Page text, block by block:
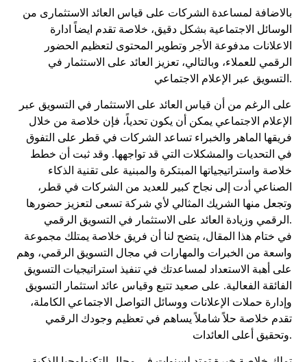
بالاضافة لمساعدة الشركات على قياس العائد الاستثمارى من
الوسائل الاجتماعية بشكل دقيق، خلاصة تقدم ايضاً ادارة
الاعلانات مدفوعة الأجر وتطوير المحتوى لتعظيم الحضور
الرقمي للعملاء، وبالتالي، تعزيز العائد على الاستثمار في
التسويق عبر الإعلام الاجتماعي.
على الرغم من أن قياس العائد على الاستثمار في التسويق عبر
الإعلام الاجتماعي يمكن أن يكون تحدياً، فإن خلاصة من خلال
فريقها الماهر والخبراء تساعد الشركات في قطر على التفوق
في التحديات والمشكلات التي قد تواجهها. وقد ثبت أن خطط
خلاصة واستراتيجياتها المبتكرة والمبنية على تقنية الذكاء
الصناعي أدت إلى نجاح كبير للعديد من الشركات في قطر،
وتجعل منها الشريك المثالي لأي شركة تسعى لتعزيز حضورها
الرقمي وزيادة العائد على الاستثمار في التسويق الرقمي.
في ختام هذا المقال، يتضح لنا أن فريق خلاصة يمتلك مجموعة
واسعة من الخبرات والمهارات في مجال التسويق الرقمي، وهم
على أهبة الاستعداد لمساعدتك في تنفيذ استراتيجيات التسويق
الفائقة الفعالية. على صعيد تتبع وقياس عائد استثمار التسويق
وإدارة حملات الإعلانات ووسائل التواصل الاجتماعي الكاملة،
تقدم خلاصة حلاً شاملاً يساهم في تعظيم وجودك الرقمي
وتحقيق أعلى العائدات.